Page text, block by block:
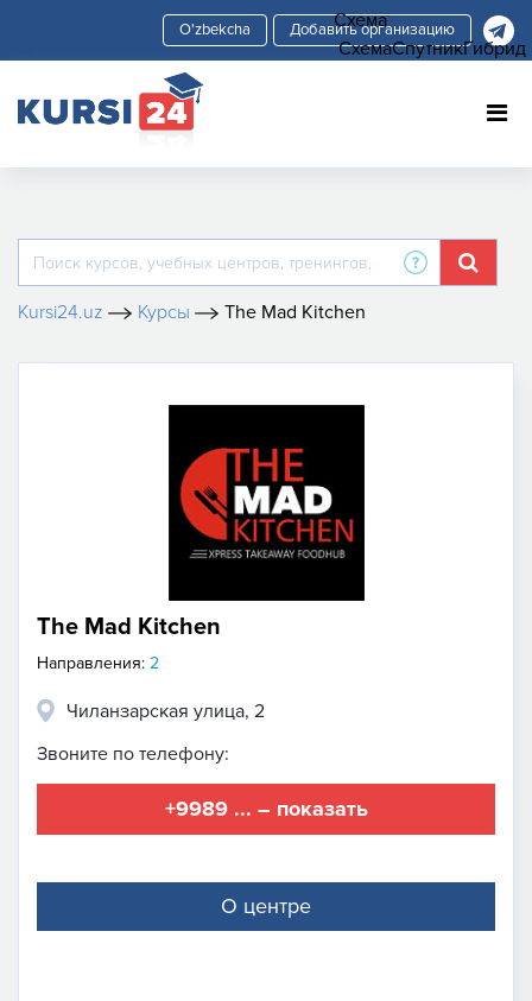
Добавить организацию
Kursi24.uz Курсы The Mad Kitchen
The Mad Kitchen
Направления: 2
Чиланзарская улица, 2
Звоните по телефону:
+9989 ... – показать
О центре
Схема
СхемаСпутникГибрид